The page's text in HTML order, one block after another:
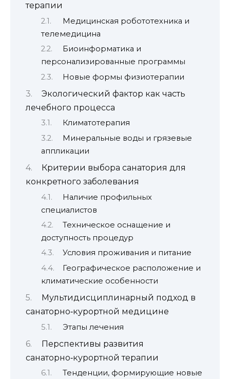
терапии
Медицинская робототехника и
телемедицина
Биоинформатика и
персонализированные программы
Новые формы физиотерапии
Экологический фактор как часть
лечебного процесса
Климатотерапия
Минеральные воды и грязевые
аппликации
Критерии выбора санатория для
конкретного заболевания
Наличие профильных
специалистов
Техническое оснащение и
доступность процедур
Условия проживания и питание
Географическое расположение и
климатические особенности
Мультидисциплинарный подход в
санаторно‑курортной медицине
Этапы лечения
Перспективы развития
санаторно‑курортной терапии
Тенденции, формирующие новые